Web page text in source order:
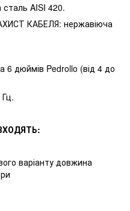
AISI 420.
КАБЕЛЯ: нержавіюча
6 дюймів Pedrollo (від 4 до
варіанту довжина